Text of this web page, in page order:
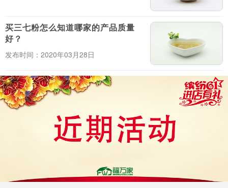
买三七粉怎么知道哪家的产品质量
好？
发布时间：2020年03月28日